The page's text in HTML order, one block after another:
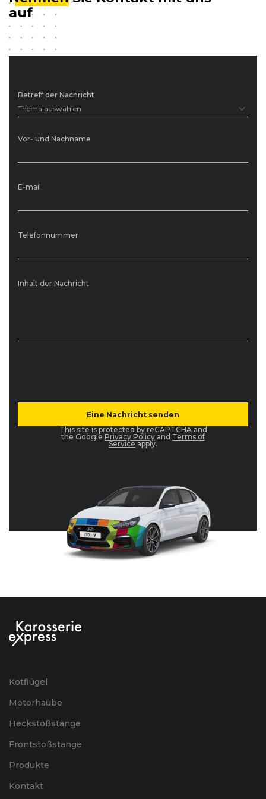
Betreff der Nachricht
Thema auswählen
Vor- und Nachname
E-mail
Telefonnummer
Inhalt der Nachricht
This site is protected by reCAPTCHA and
the Google Privacy Policy and Terms of
Service apply.
auf
Kotflügel
Motorhaube
Heckstoßstange
Frontstoßstange
Produkte
Kontakt